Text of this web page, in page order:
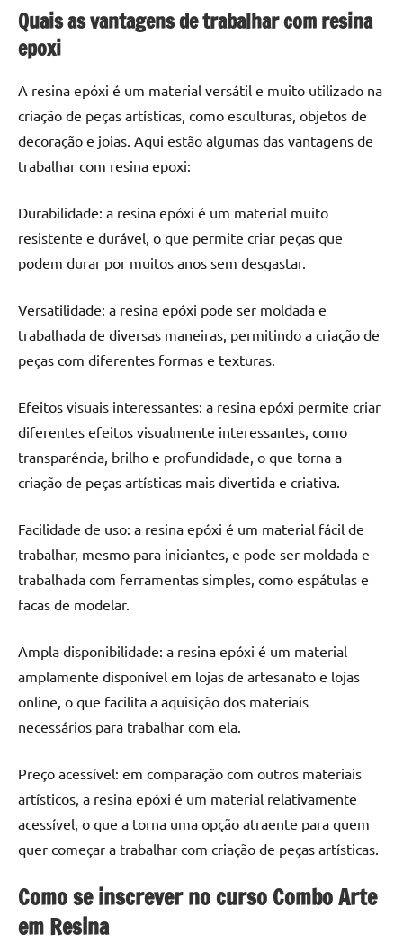
Quais as vantagens de trabalhar com resina
epoxi
A resina epóxi é um material versátil e muito utilizado na
criação de peças artísticas, como esculturas, objetos de
decoração e joias. Aqui estão algumas das vantagens de
trabalhar com resina epoxi:
Durabilidade: a resina epóxi é um material muito
resistente e durável, o que permite criar peças que
podem durar por muitos anos sem desgastar.
Versatilidade: a resina epóxi pode ser moldada e
trabalhada de diversas maneiras, permitindo a criação de
peças com diferentes formas e texturas.
Efeitos visuais interessantes: a resina epóxi permite criar
diferentes efeitos visualmente interessantes, como
transparência, brilho e profundidade, o que torna a
criação de peças artísticas mais divertida e criativa.
Facilidade de uso: a resina epóxi é um material fácil de
trabalhar, mesmo para iniciantes, e pode ser moldada e
trabalhada com ferramentas simples, como espátulas e
facas de modelar.
Ampla disponibilidade: a resina epóxi é um material
amplamente disponível em lojas de artesanato e lojas
online, o que facilita a aquisição dos materiais
necessários para trabalhar com ela.
Preço acessível: em comparação com outros materiais
artísticos, a resina epóxi é um material relativamente
acessível, o que a torna uma opção atraente para quem
quer começar a trabalhar com criação de peças artísticas.
Como se inscrever no curso Combo Arte
em Resina